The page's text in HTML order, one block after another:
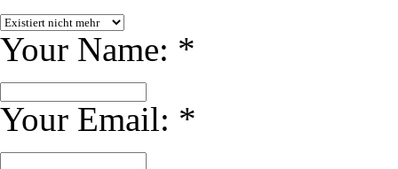
Your Name: *
Your Email: *